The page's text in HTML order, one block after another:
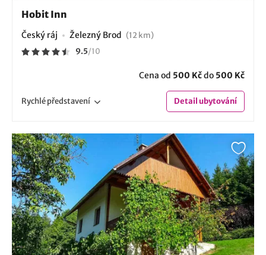
Hobit Inn
Český ráj Železný Brod (12 km)
9.5/10
Cena od 500 Kčdo 500 Kč
Rychlépředstavení Detailubytování